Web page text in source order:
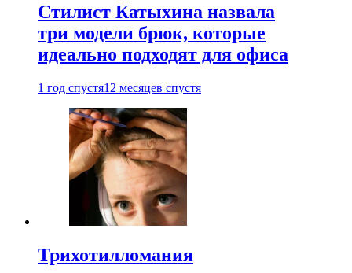
Стилист Катыхина назвала
три модели брюк, которые
идеально подходят для офиса
1 год спустя12 месяцев спустя
Трихотилломания